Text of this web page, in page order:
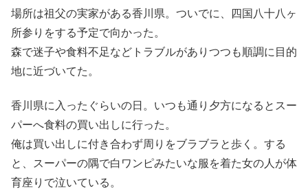
場所は祖父の実家がある香川県。ついでに、四国八十八ヶ
所参りをする予定で向かった。
森で迷子や食料不足などトラブルがありつつも順調に目的
地に近づいてた。
香川県に入ったぐらいの日。いつも通り夕方になるとスー
パーへ食料の買い出しに行った。
俺は買い出しに付き合わず周りをブラブラと歩く。する
と、スーパーの隅で白ワンピみたいな服を着た女の人が体
育座りで泣いている。